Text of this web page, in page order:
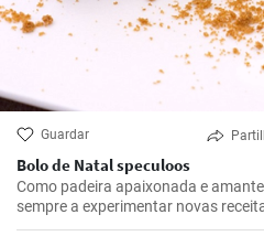
Guardar
Bolo de Natal speculoos
Como padeira apaixonada e
sempre a experimentar novas
destaque absoluto. Combina o